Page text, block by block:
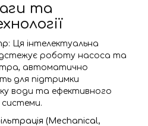
та
: Ця інтелектуальна
роботу насоса та
автоматично
для підтримки
води та ефективного
системи.
(Mechanical,